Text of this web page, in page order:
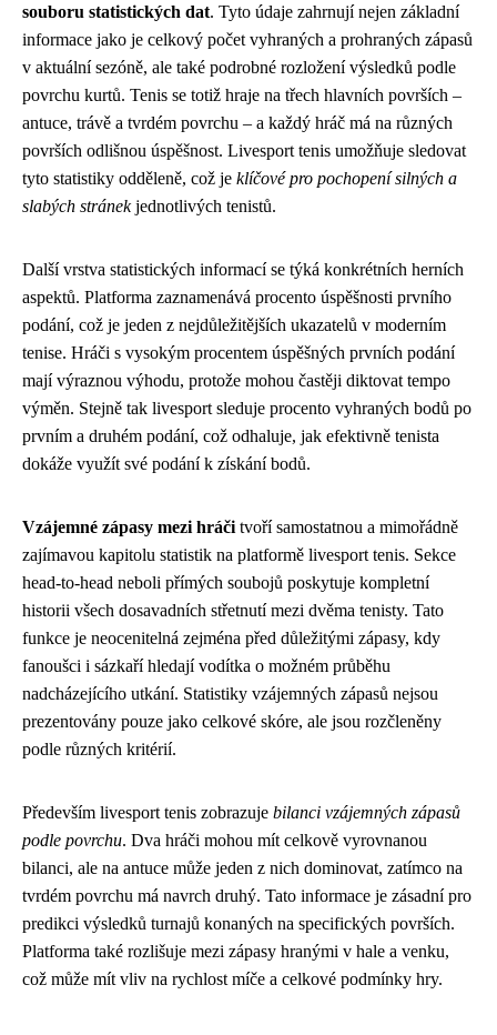
souboru statistických dat. Tyto údaje zahrnují nejen základní
informace jako je celkový počet vyhraných a prohraných zápasů
v aktuální sezóně, ale také podrobné rozložení výsledků podle
povrchu kurtů. Tenis se totiž hraje na třech hlavních površích –
antuce, trávě a tvrdém povrchu – a každý hráč má na různých
površích odlišnou úspěšnost. Livesport tenis umožňuje sledovat
tyto statistiky odděleně, což je klíčové pro pochopení silných a
slabých stránekjednotlivých tenistů.
Další vrstva statistických informací se týká konkrétních herních
aspektů. Platforma zaznamenává procento úspěšnosti prvního
podání, což je jeden z nejdůležitějších ukazatelů v moderním
tenise. Hráči s vysokým procentem úspěšných prvních podání
mají výraznou výhodu, protože mohou častěji diktovat tempo
výměn. Stejně tak livesport sleduje procento vyhraných bodů po
prvním a druhém podání, což odhaluje, jak efektivně tenista
dokáže využít své podání k získání bodů.
Vzájemné zápasy mezi hráči tvoří samostatnou a mimořádně
zajímavou kapitolu statistik na platformě livesport tenis. Sekce
head-to-head neboli přímých soubojů poskytuje kompletní
historii všech dosavadních střetnutí mezi dvěma tenisty. Tato
funkce je neocenitelná zejména před důležitými zápasy, kdy
fanoušci i sázkaří hledají vodítka o možném průběhu
nadcházejícího utkání. Statistiky vzájemných zápasů nejsou
prezentovány pouze jako celkové skóre, ale jsou rozčleněny
podle různých kritérií.
Především livesport tenis zobrazuje bilanci vzájemných zápasů
podle povrchu. Dva hráči mohou mít celkově vyrovnanou
bilanci, ale na antuce může jeden z nich dominovat, zatímco na
tvrdém povrchu má navrch druhý. Tato informace je zásadní pro
predikci výsledků turnajů konaných na specifických površích.
Platforma také rozlišuje mezi zápasy hranými v hale a venku,
což může mít vliv na rychlost míče a celkové podmínky hry.